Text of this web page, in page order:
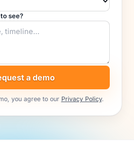
see?
a demo
you agree to our Privacy Policy.